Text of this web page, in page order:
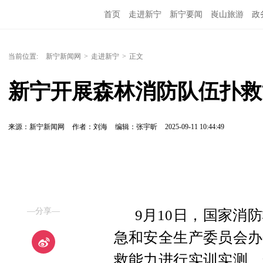
首页 走进新宁 新宁要闻 崀山旅游 政
当前位置: 新宁新闻网 > 走进新宁 > 正文
新宁开展森林消防队伍扑
来源：新宁新闻网 作者：刘海 编辑：张宇昕 2025-09-11 10:44:49
—分享—
9月10日，国家消
急和安全生产委员会
救能力进行实训实测